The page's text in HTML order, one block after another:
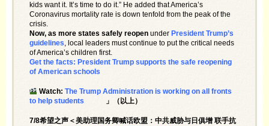
kids want it. It’s time to do it.” He added that America’s
Coronavirus mortality rate is down tenfold from the peak of the
crisis.
Now, as more states safely reopenunder President Trump’s
guidelines , local leaders must continue to put the critical needs
of America’s children first.
Get the facts: President Trump supports the safe reopening
of American schools
Watch: The Trump Administration is working on all fronts
to help students
」（以上）
7/8希望之声＜美助理国务卿喊话欧盟：中共威胁与日俱增 联手抗